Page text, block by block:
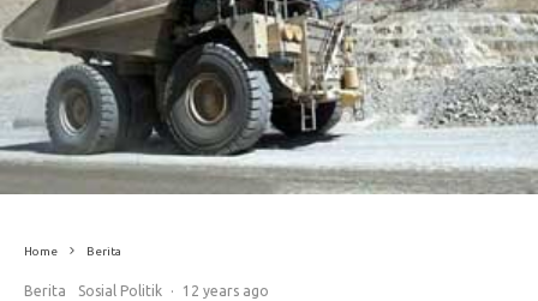
Home Berita
Berita Sosial Politik · 12 years ago